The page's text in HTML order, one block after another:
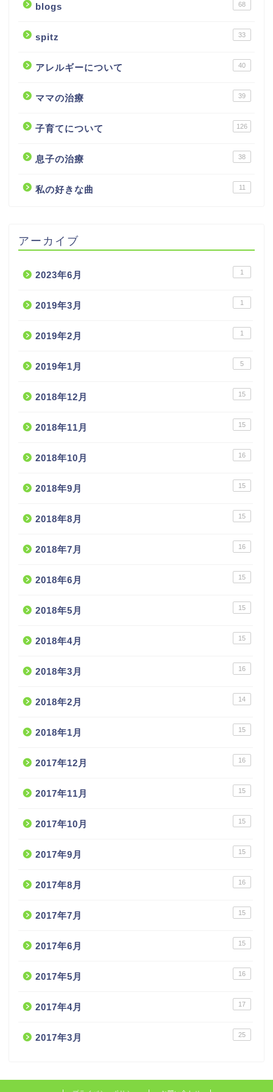
blogs 68
spitz 33
アレルギーについて 40
ママの治療 39
子育てについて 126
息子の治療 38
私の好きな曲 11
アーカイブ
2023年6月 1
2019年3月 1
2019年2月 1
2019年1月 5
2018年12月 15
2018年11月 15
2018年10月 16
2018年9月 15
2018年8月 15
2018年7月 16
2018年6月 15
2018年5月 15
2018年4月 15
2018年3月 16
2018年2月 14
2018年1月 15
2017年12月 16
2017年11月 15
2017年10月 15
2017年9月 15
2017年8月 16
2017年7月 15
2017年6月 15
2017年5月 16
2017年4月 17
2017年3月 25